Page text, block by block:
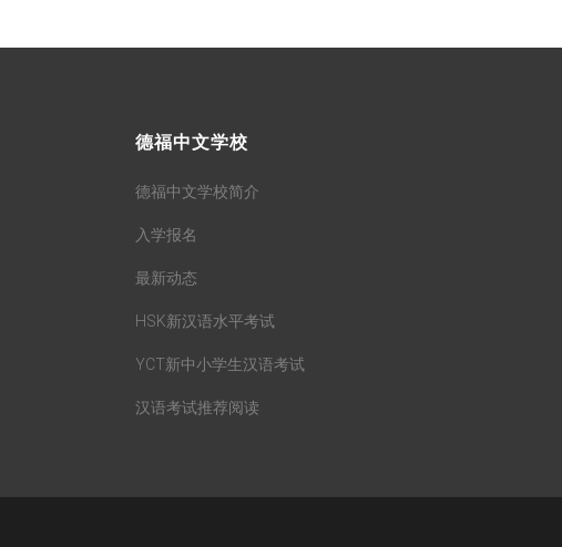
德福中文学校
德福中文学校简介
入学报名
最新动态
HSK新汉语水平考试
YCT新中小学生汉语考试
汉语考试推荐阅读